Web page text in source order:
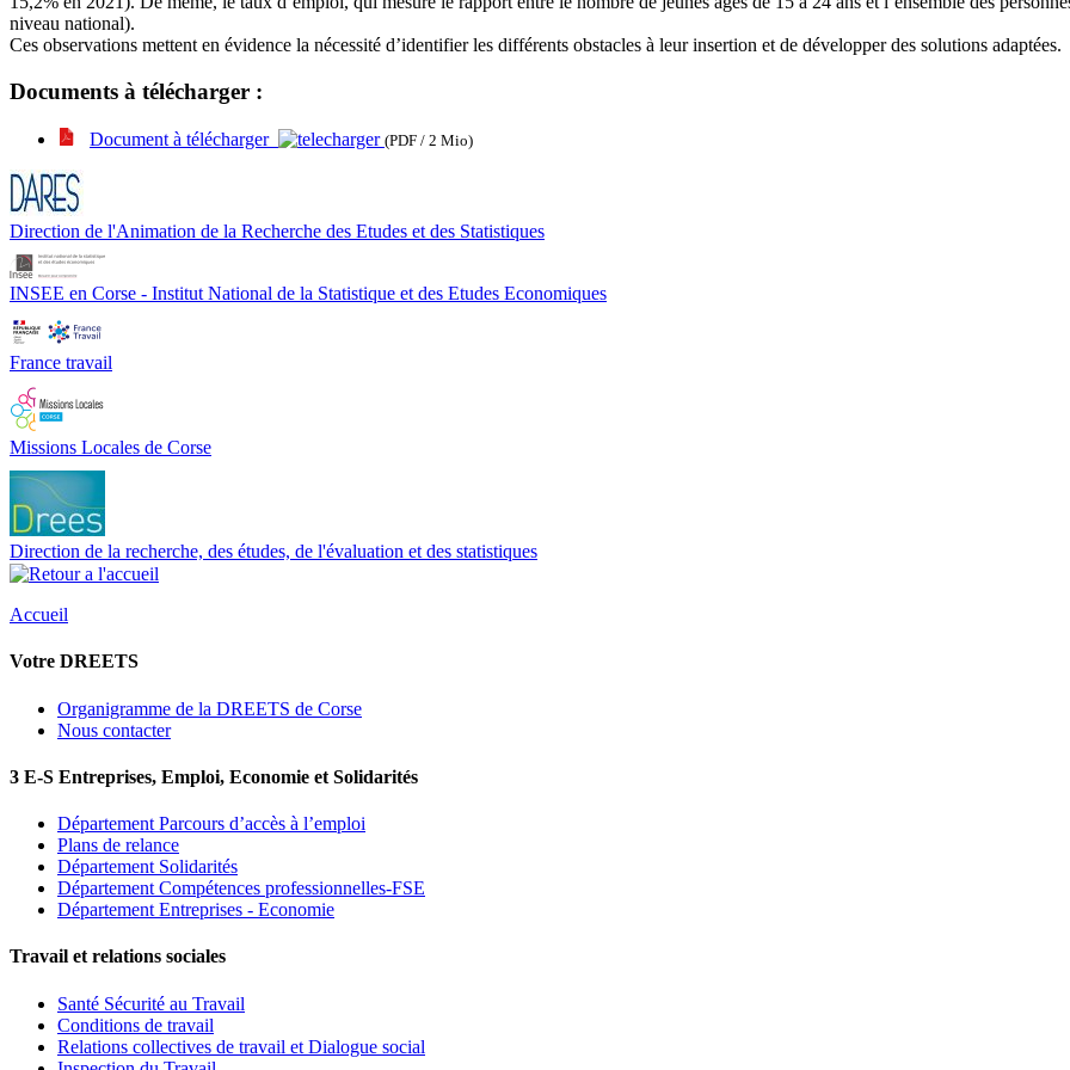
niveau national).
Ces observations mettent en évidence la nécessité d’identifier les différents obstacles à leur insertion et de développer des solutions adaptées.
Documents à télécharger :
Document à télécharger (PDF / 2 Mio)
Direction de l'Animation de la Recherche des Etudes et des Statistiques
INSEE en Corse - Institut National de la Statistique et des Etudes Economiques
France travail
Missions Locales de Corse
Direction de la recherche, des études, de l'évaluation et des statistiques
Accueil
Votre DREETS
Organigramme de la DREETS de Corse
Nous contacter
3 E-S Entreprises, Emploi, Economie et Solidarités
Département Parcours d’accès à l’emploi
Plans de relance
Département Solidarités
Département Compétences professionnelles-FSE
Département Entreprises - Economie
Travail et relations sociales
Santé Sécurité au Travail
Conditions de travail
Relations collectives de travail et Dialogue social